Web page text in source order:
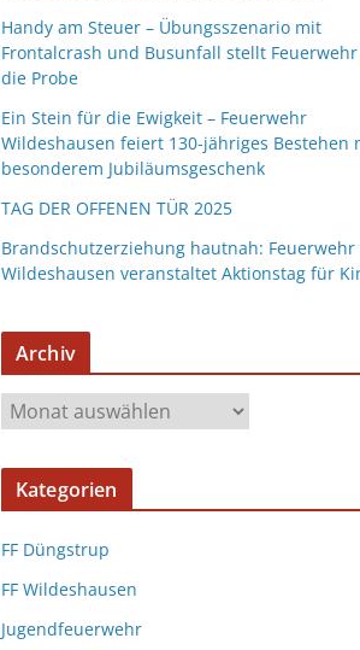
Handy am Steuer – Übungsszenario mit
Frontalcrash und Busunfall stellt
die Probe
Ein Stein für die Ewigkeit – Feuerwehr
Wildeshausen feiert 130-jähriges Bestehen
besonderem Jubiläumsgeschenk
TAG DER OFFENEN TÜR 2025
Brandschutzerziehung hautnah: Feuerwehr
Wildeshausen veranstaltet Aktionstag für
Archiv
Kategorien
FF Düngstrup
FF Wildeshausen
Jugendfeuerwehr